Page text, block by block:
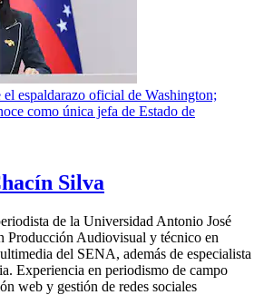
espaldarazo oficial de Washington;
como única jefa de Estado de
Silva
de la Universidad Antonio José
Producción Audiovisual y técnico en
del SENA, además de especialista
Experiencia en periodismo de campo
web y gestión de redes sociales